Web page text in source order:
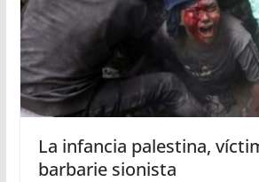
La infancia palestina,
barbarie sionista